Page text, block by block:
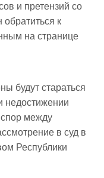
и претензий со
к
на странице
будут стараться
недостижении
между
в суд в
Республики